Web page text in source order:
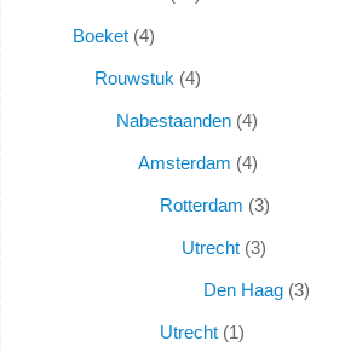
Boeket 4
Rouwstuk 4
Nabestaanden 4
Amsterdam 4
Rotterdam 3
Utrecht 3
Den Haag 3
Utrecht 1